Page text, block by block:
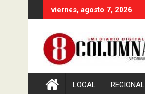
al
viernes, agosto 7, 2026
LOCAL REGIONAL